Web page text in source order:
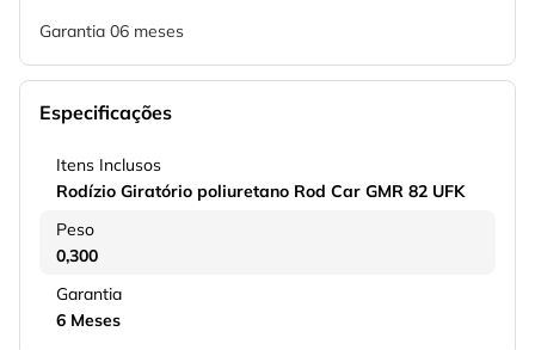
Garantia 06 meses
Especificações
Itens Inclusos
Rodízio Giratório poliuretano Rod Car GMR 82 UFK
Peso
0,300
Garantia
6 Meses